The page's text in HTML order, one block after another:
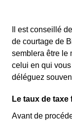
Il est conseillé
de courtage de
semblera être le
celui en qui
déléguez
Le taux de
Avant de